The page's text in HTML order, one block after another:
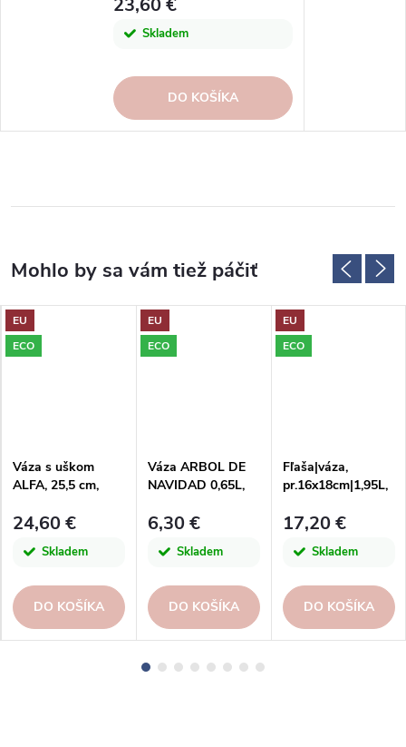
Skladem
DO KOŠÍKA
EU
ECO
Váza s uškom
ALFA, 25,5 cm,
dymová | San
24,60 €
Skladem
DO KOŠÍKA
EU
ECO
Váza ARBOL DE
NAVIDAD 0,65L,
zelená|San Miguel
6,30 €
Skladem
DO KOŠÍKA
EU
ECO
Fľaša|váza,
pr.16x18cm|1,95L,
17,20 €
Skladem
DO KOŠÍKA